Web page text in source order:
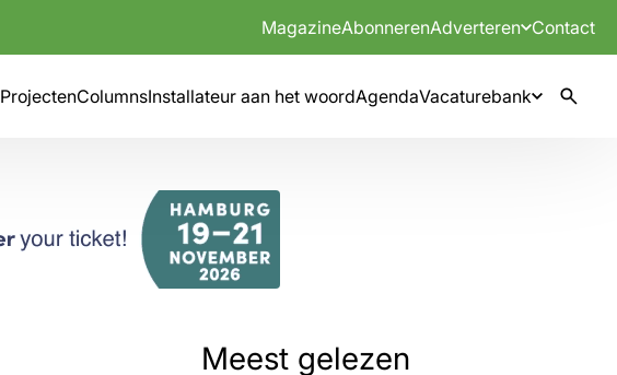
MagazineAbonnerenAdverteren Contact
ProjectenColumnsInstallateur aan het woordAgendaVacaturebank
Meest gelezen